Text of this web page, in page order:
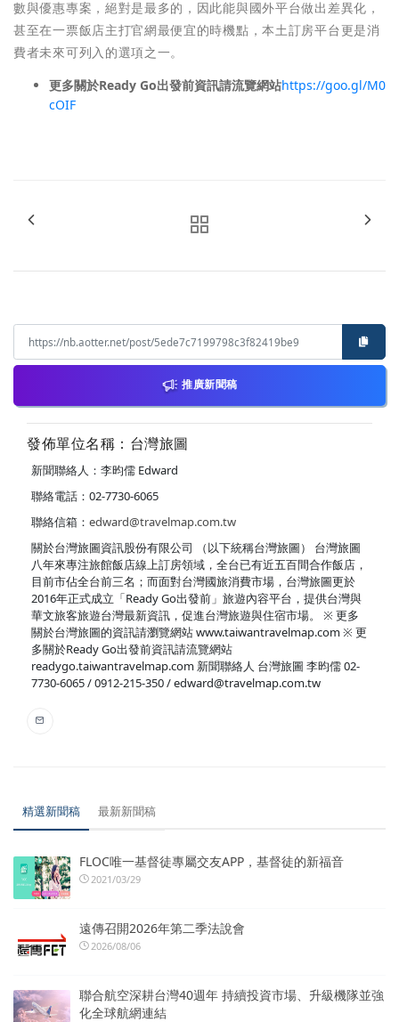
數與優惠專案，絕對是最多的，因此能與國外平台做出差異化，
甚至在一票飯店主打官網最便宜的時機點，本土訂房平台更是消
費者未來可列入的選項之一。
更多關於Ready Go出發前資訊請流覽網站https://goo.gl/M0
cOIF
推廣新聞稿
發佈單位名稱：台灣旅圖
新聞聯絡人：李昀儒 Edward
聯絡電話：02-7730-6065
聯絡信箱： edward@travelmap.com.tw
關於台灣旅圖資訊股份有限公司 （以下統稱台灣旅圖） 台灣旅圖
八年來專注旅館飯店線上訂房領域，全台已有近五百間合作飯店，
目前市佔全台前三名；而面對台灣國旅消費市場，台灣旅圖更於
2016年正式成立「Ready Go出發前」旅遊內容平台，提供台灣與
華文旅客旅遊台灣最新資訊，促進台灣旅遊與住宿市場。 ※ 更多
關於台灣旅圖的資訊請瀏覽網站 www.taiwantravelmap.com ※ 更
多關於Ready Go出發前資訊請流覽網站
readygo.taiwantravelmap.com 新聞聯絡人 台灣旅圖 李昀儒 02-
7730-6065 / 0912-215-350 / edward@travelmap.com.tw
精選新聞稿 最新新聞稿
FLOC唯一基督徒專屬交友APP，基督徒的新福音
2021/03/29
遠傳召開2026年第二季法說會
2026/08/06
聯合航空深耕台灣40週年 持續投資市場、升級機隊並強
化全球航網連結